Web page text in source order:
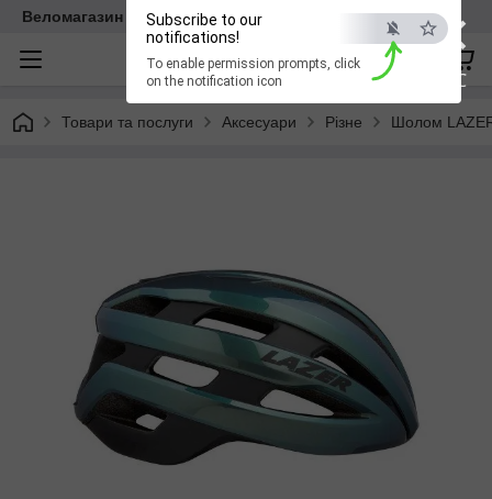
×
ESC
Subscribe to our
notifications!
To enable permission prompts, click
on the notification icon
Веломагазин EasyBike
Товари та послуги Аксесуари Різне Шолом